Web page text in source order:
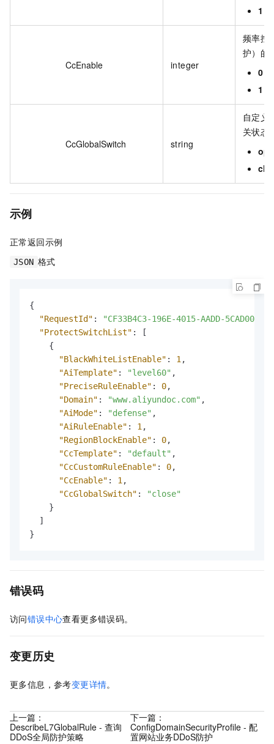
1
CcEnable integer
频率控
护）的
0
1
CcGlobalSwitch string
自定义
关状态
示例
正常返回示例
JSON 格式
{
"RequestId" :
"CF33B4C3-196E-4015-AADD-
"ProtectSwitchList" :
[
{
"BlackWhiteListEnable" : 1 ,
"AiTemplate" : "level60" ,
"PreciseRuleEnable" : 0,
"Domain" : "www.aliyundoc.com" ,
"AiMode" : "defense" ,
"AiRuleEnable" : 1 ,
"RegionBlockEnable" : 0,
"CcTemplate" : "default" ,
"CcCustomRuleEnable" : 0,
"CcEnable" : 1 ,
"CcGlobalSwitch" :
"close"
}
]
}
错误码
访问错误中心查看更多错误码。
变更历史
更多信息，参考变更详情。
上一篇：
DescribeL7GlobalRule - 查询
DDoS全局防护策略
下一篇：
ConfigDomainSecurityProfile - 配
置网站业务DDoS防护